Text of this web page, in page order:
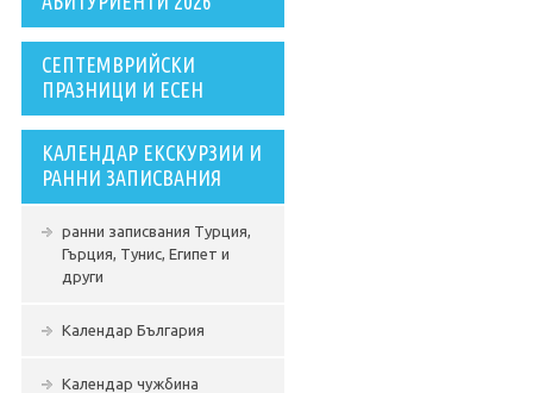
СЕПТЕМВРИЙСКИ
ПРАЗНИЦИ И ЕСЕН
КАЛЕНДАР ЕКСКУРЗИИ И
РАННИ ЗАПИСВАНИЯ
ранни записвания Турция,
Гърция, Тунис, Египет и
други
Календар България
Календар чужбина